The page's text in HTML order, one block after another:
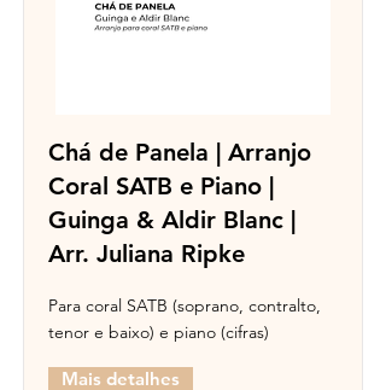
Chá de Panela | Arranjo
Coral SATB e Piano |
Guinga & Aldir Blanc |
Arr. Juliana Ripke
Para coral SATB (soprano, contralto,
tenor e baixo) e piano (cifras)
Mais detalhes